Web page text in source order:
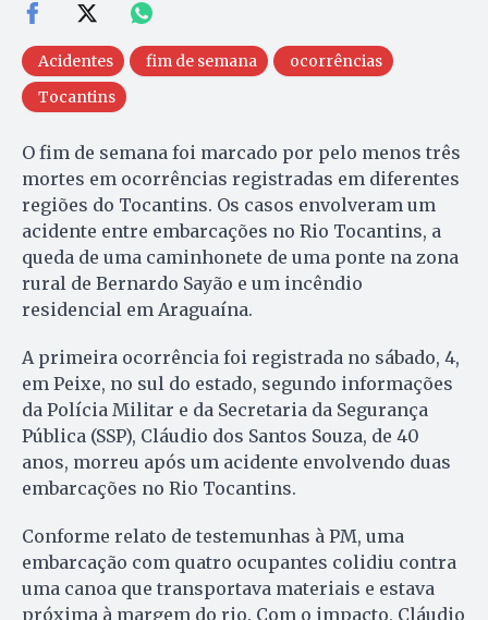
Acidentes fim de semana
ocorrências
Tocantins
O fim de semana foi marcado por pelo menos três
mortes em ocorrências registradas em diferentes
regiões do Tocantins. Os casos envolveram um
acidente entre embarcações no Rio Tocantins, a
queda de uma caminhonete de uma ponte na zona
rural de Bernardo Sayão e um incêndio
residencial em Araguaína.
A primeira ocorrência foi registrada no sábado, 4,
em Peixe, no sul do estado, segundo informações
da Polícia Militar e da Secretaria da Segurança
Pública (SSP), Cláudio dos Santos Souza, de 40
anos, morreu após um acidente envolvendo duas
embarcações no Rio Tocantins.
Conforme relato de testemunhas à PM, uma
embarcação com quatro ocupantes colidiu contra
uma canoa que transportava materiais e estava
próxima à margem do rio. Com o impacto, Cláudio